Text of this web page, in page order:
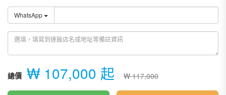
WhatsApp
總價 ₩ 107,000 起 ₩ 117,000